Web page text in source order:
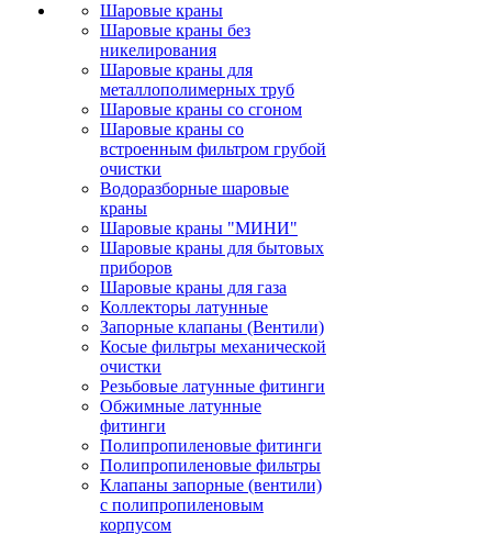
Шаровые краны
Шаровые краны без
никелирования
Шаровые краны для
металлополимерных труб
Шаровые краны со сгоном
Шаровые краны со
встроенным фильтром грубой
очистки
Водоразборные шаровые
краны
Шаровые краны "МИНИ"
Шаровые краны для бытовых
приборов
Шаровые краны для газа
Коллекторы латунные
Запорные клапаны (Вентили)
Косые фильтры механической
очистки
Резьбовые латунные фитинги
Обжимные латунные
фитинги
Полипропиленовые фитинги
Полипропиленовые фильтры
Клапаны запорные (вентили)
с полипропиленовым
корпусом